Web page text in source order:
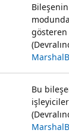
gösteren
Bu